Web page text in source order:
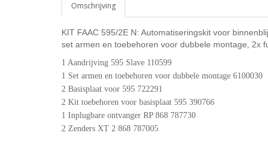
Omschrijving
KIT FAAC 595/2E N: Automatiseringskit voor
set armen en toebehoren voor dubbele montage, 2x
1 Aandrijving 595 Slave 110599
1 Set armen en toebehoren voor dubbele montage 6100030
2 Basisplaat voor 595 722291
2 Kit toebehoren voor basisplaat 595 390766
1 Inplugbare ontvanger RP 868 787730
2 Zenders XT 2 868 787005